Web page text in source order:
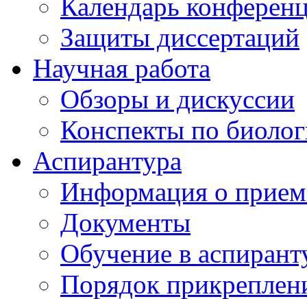
Календарь
Защиты диссертаций
Научная работа
Обзоры и дискуссии
Конспекты по
Аспирантура
Информация о
Документы
Обучение в
Порядок